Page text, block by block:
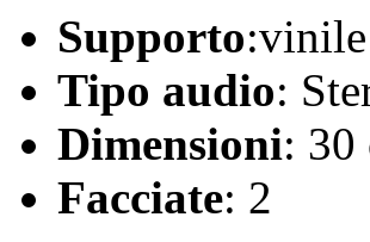
Supporto
Tipo audio:
Dimensioni: 30
Facciate: 2